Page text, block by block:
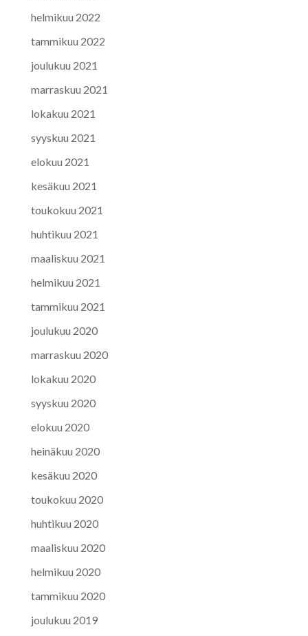
helmikuu 2022
tammikuu 2022
joulukuu 2021
marraskuu 2021
lokakuu 2021
syyskuu 2021
elokuu 2021
kesäkuu 2021
toukokuu 2021
huhtikuu 2021
maaliskuu 2021
helmikuu 2021
tammikuu 2021
joulukuu 2020
marraskuu 2020
lokakuu 2020
syyskuu 2020
elokuu 2020
heinäkuu 2020
kesäkuu 2020
toukokuu 2020
huhtikuu 2020
maaliskuu 2020
helmikuu 2020
tammikuu 2020
joulukuu 2019